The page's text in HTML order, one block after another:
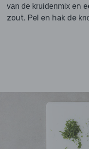
van de kruidenmixen
zout. Pel en hak de